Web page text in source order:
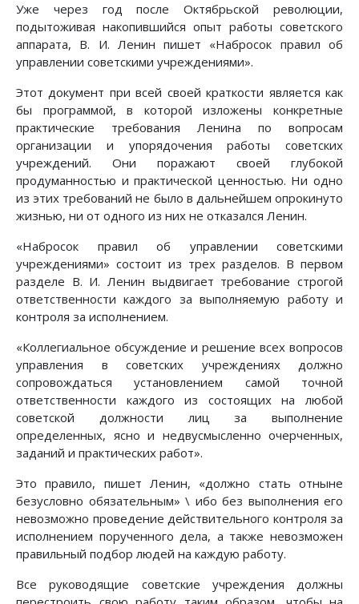
Уже через год после Октябрьской революции,
подытоживая накопившийся опыт работы советского
аппарата, В. И. Ленин пишет «Набросок правил об
управлении советскими учреждениями».
Этот документ при всей своей краткости является как
бы программой, в которой изложены конкретные
практические требования Ленина по вопросам
организации и упорядочения работы советских
учреждений. Они поражают своей глубокой
продуманностью и практической ценностью. Ни одно
из этих требований не было в дальнейшем опрокинуто
жизнью, ни от одного из них не отказался Ленин.
«Набросок правил об управлении советскими
учреждениями» состоит из трех разделов. В первом
разделе В. И. Ленин выдвигает требование строгой
ответственности каждого за выполняемую работу и
контроля за исполнением.
«Коллегиальное обсуждение и решение всех вопросов
управления в советских учреждениях должно
сопровождаться установлением самой точной
ответственности каждого из состоящих на любой
советской должности лиц за выполнение
определенных, ясно и недвусмысленно очерченных,
заданий и практических работ».
Это правило, пишет Ленин, «должно стать отныне
безусловно обязательным» \ ибо без выполнения его
невозможно проведение действительного контроля за
исполнением порученного дела, а также невозможен
правильный подбор людей на каждую работу.
Все руководящие советские учреждения должны